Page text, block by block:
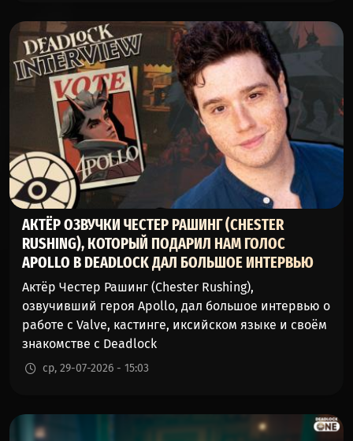
АКТЁР ОЗВУЧКИ ЧЕСТЕР РАШИНГ (CHESTER
RUSHING), КОТОРЫЙ ПОДАРИЛ НАМ ГОЛОС
APOLLO В DEADLOCK ДАЛ БОЛЬШОЕ ИНТЕРВЬЮ
Актёр Честер Рашинг (Chester Rushing),
озвучивший героя Apollo, дал большое интервью о
работе с Valve, кастинге, иксийском языке и своём
знакомстве с Deadlock
ср, 29-07-2026 - 15:03